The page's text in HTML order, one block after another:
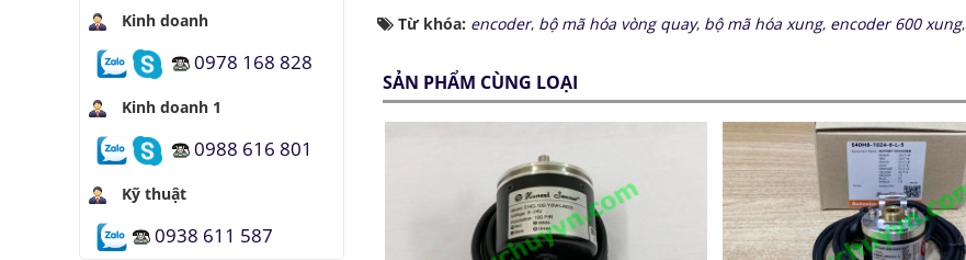
Từ khóa: encoder, bộ mã hóa vòng quay, bộ mã hóa xung, encoder 600 xung,
SẢN PHẨM CÙNG LOẠI
loại
Những thăng trầm
thuật số trong ADN
Kinh doanh
0978 168 828
Kinh doanh 1
0988 616 801
Kỹ thuật
0938 611 587